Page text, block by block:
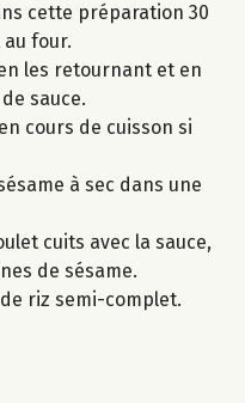
cette préparation 30
four.
les retournant et en
sauce.
cours de cuisson si
à sec dans une
cuits avec la sauce,
de sésame.
riz semi-complet.